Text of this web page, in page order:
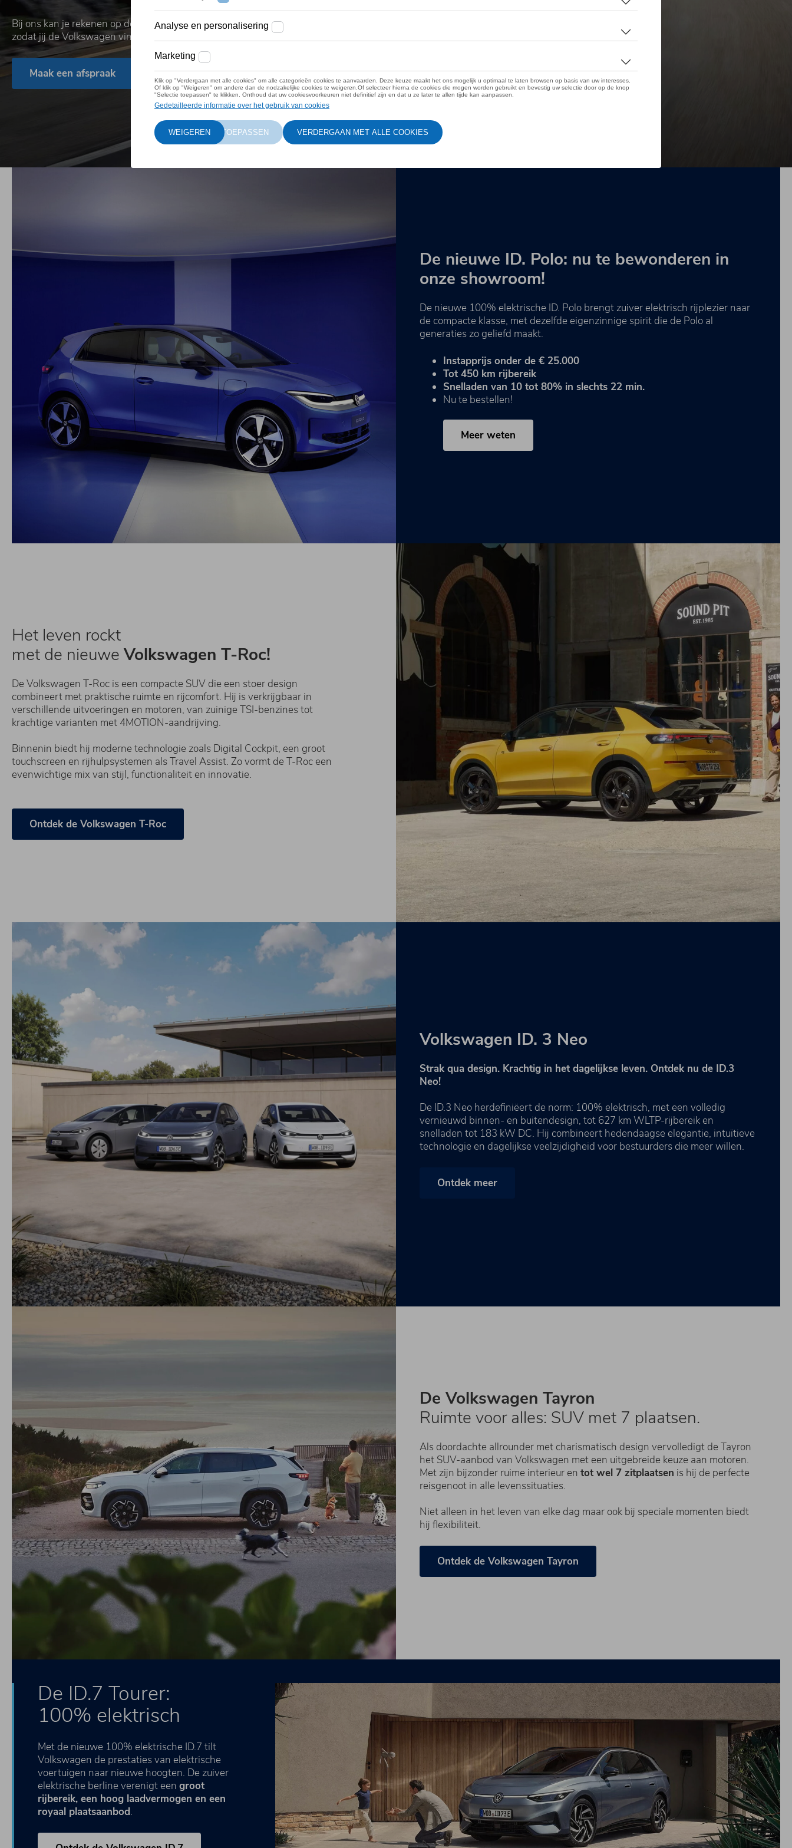
Bij ons kan je rekenen op deskundig advies en uitstekende service,
zodat jij de Volkswagen vindt die bij jouw leven past!
Maak een afspraak Bekijk al onze modellen
De nieuwe ID. Polo: nu te bewonderen in
onze showroom!
De nieuwe 100% elektrische ID. Polo⁠ brengt zuiver elektrisch rijplezier naar
de compacte klasse, met dezelfde eigenzinnige spirit die de Polo al
generaties zo geliefd maakt.
Instapprijs onder de € 25.000
Tot 450 km rijbereik
Snelladen van 10 tot 80% in slechts 22 min.
Nu te bestellen!
Meer weten
Het leven rockt
met de nieuwe Volkswagen T-Roc!
De Volkswagen T-Roc is een compacte SUV die een stoer design
combineert met praktische ruimte en rijcomfort. Hij is verkrijgbaar in
verschillende uitvoeringen en motoren, van zuinige TSI-benzines tot
krachtige varianten met 4MOTION-aandrijving.
Binnenin biedt hij moderne technologie zoals Digital Cockpit, een groot
touchscreen en rijhulpsystemen als Travel Assist. Zo vormt de T-Roc een
evenwichtige mix van stijl, functionaliteit en innovatie.
Ontdek de Volkswagen T-Roc
Volkswagen ID. 3 Neo
Strak qua design. Krachtig in het dagelijkse leven. Ontdek nu de ID.3
Neo!
De ID.3 Neo herdefiniëert de norm: 100% elektrisch, met een volledig
vernieuwd binnen- en buitendesign, tot 627 km WLTP-rijbereik en
snelladen tot 183 kW DC. Hij combineert hedendaagse elegantie, intuïtieve
technologie en dagelijkse veelzijdigheid voor bestuurders die meer willen.
Ontdek meer
De Volkswagen Tayron
Ruimte voor alles: SUV met 7 plaatsen.
Als doordachte allrounder met charismatisch design vervolledigt de Tayron
het SUV-aanbod van Volkswagen met een uitgebreide keuze aan motoren.
Met zijn bijzonder ruime interieur en tot wel 7 zitplaatsen is hij de perfecte
reisgenoot in alle levenssituaties.
Niet alleen in het leven van elke dag maar ook bij speciale momenten biedt
hij flexibiliteit.
Ontdek de Volkswagen Tayron
De ID.7 Tourer:
100% elektrisch
Met de nieuwe 100% elektrische ID.7 tilt
Volkswagen de prestaties van elektrische
voertuigen naar nieuwe hoogten. De zuiver
elektrische berline verenigt een groot
rijbereik, een hoog laadvermogen en een
royaal plaatsaanbod.